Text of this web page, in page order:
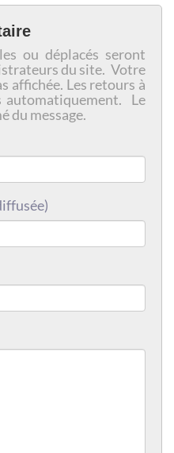
ou déplacés seront
du site. Votre
affichée. Les retours à
automatiquement. Le
du message.